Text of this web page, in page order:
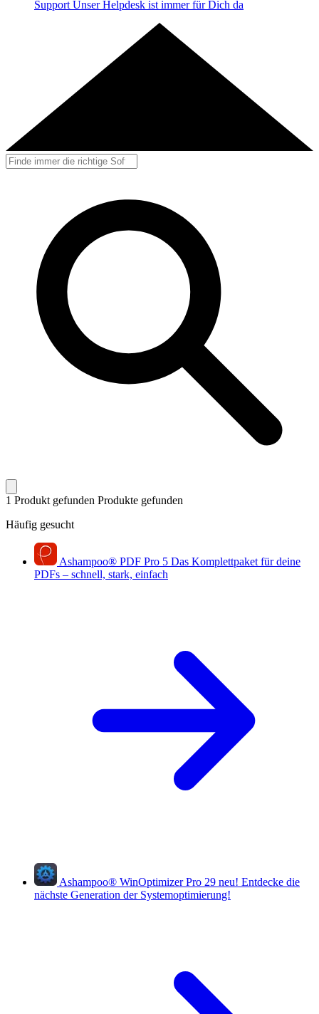
Support Unser Helpdesk ist immer für Dich da
1 Produkt gefunden Produkte gefunden
Häufig gesucht
Ashampoo® PDF Pro 5 Das Komplettpaket für deine
PDFs – schnell, stark, einfach
Ashampoo® WinOptimizer Pro 29 neu! Entdecke die
nächste Generation der Systemoptimierung!